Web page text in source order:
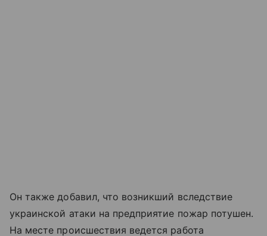
Он также добавил, что возникший вследствие
украинской атаки на предприятие пожар потушен.
На месте происшествия ведется работа